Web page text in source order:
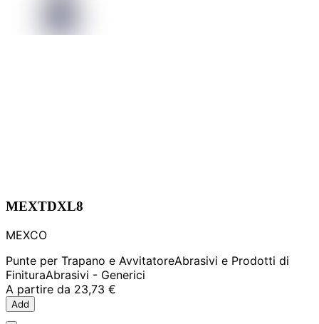
MEXTDXL8
MEXCO
Punte per Trapano e AvvitatoreAbrasivi e Prodotti di
FinituraAbrasivi - Generici
A partire da 23,73 €
Add